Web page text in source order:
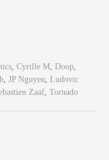
, Cyrille M, Doop,
, JP Nguyen, Ludovic
Zaaf, Tornado